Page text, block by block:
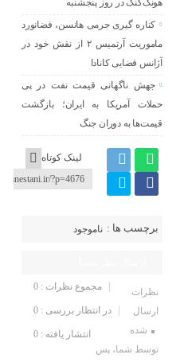
هونگ‌کنگ در روز پنجشنبه
کناره‌ گیری جرمی هانسن، فضانورد
ماموریت آرتمیس ۲ از نقش خود در
آژانس فضایی کانادا
جهش ناگهانی قیمت نفت در پی
حملات آمریکا به ایران؛ بازگشت
قیمت‌ها به دوران جنگ
لینک کوتاه
برچسب ها : ناموجود
مجموع نظرات : 0
در انتظار بررسی : 0
انتشار یافته : 0
نظرات
ارسال
شده
توسط شما، پس